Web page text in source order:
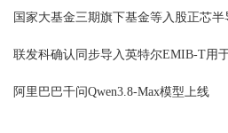
国家大基金三期旗下基金等入股正芯半
联发科确认同步导入英特尔EMIB-T用
阿里巴巴千问Qwen3.8-Max模型上线